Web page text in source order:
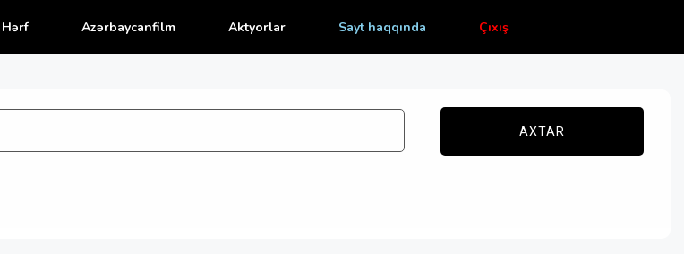
Hərf Azərbaycanfilm Aktyorlar Sayt haqqında Çıxış
AXTAR